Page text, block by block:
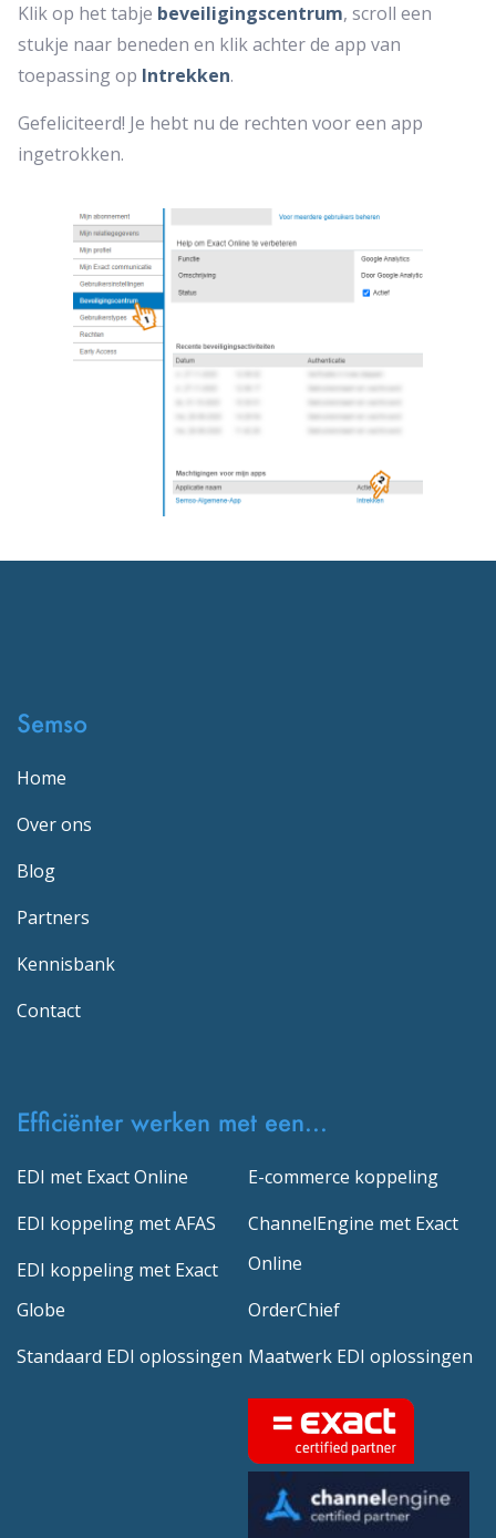
Klik op het tabje beveiligingscentrum, scroll een
stukje naar beneden en klik achter de app van
toepassing op Intrekken.
Gefeliciteerd! Je hebt nu de rechten voor een app
ingetrokken.
Semso
Home
Over ons
Blog
Partners
Kennisbank
Contact
Efficiënter werken met een...
EDI met Exact Online
EDI koppeling met AFAS
EDI koppeling met Exact
Globe
Standaard EDI oplossingen
E-commerce koppeling
ChannelEngine met Exact
Online
OrderChief
Maatwerk EDI oplossingen